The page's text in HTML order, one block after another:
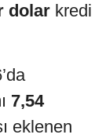
dolar kredi
7,54
eklenen